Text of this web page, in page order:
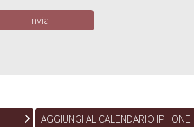
AGGIUNGI AL CALENDARIO IPHONE